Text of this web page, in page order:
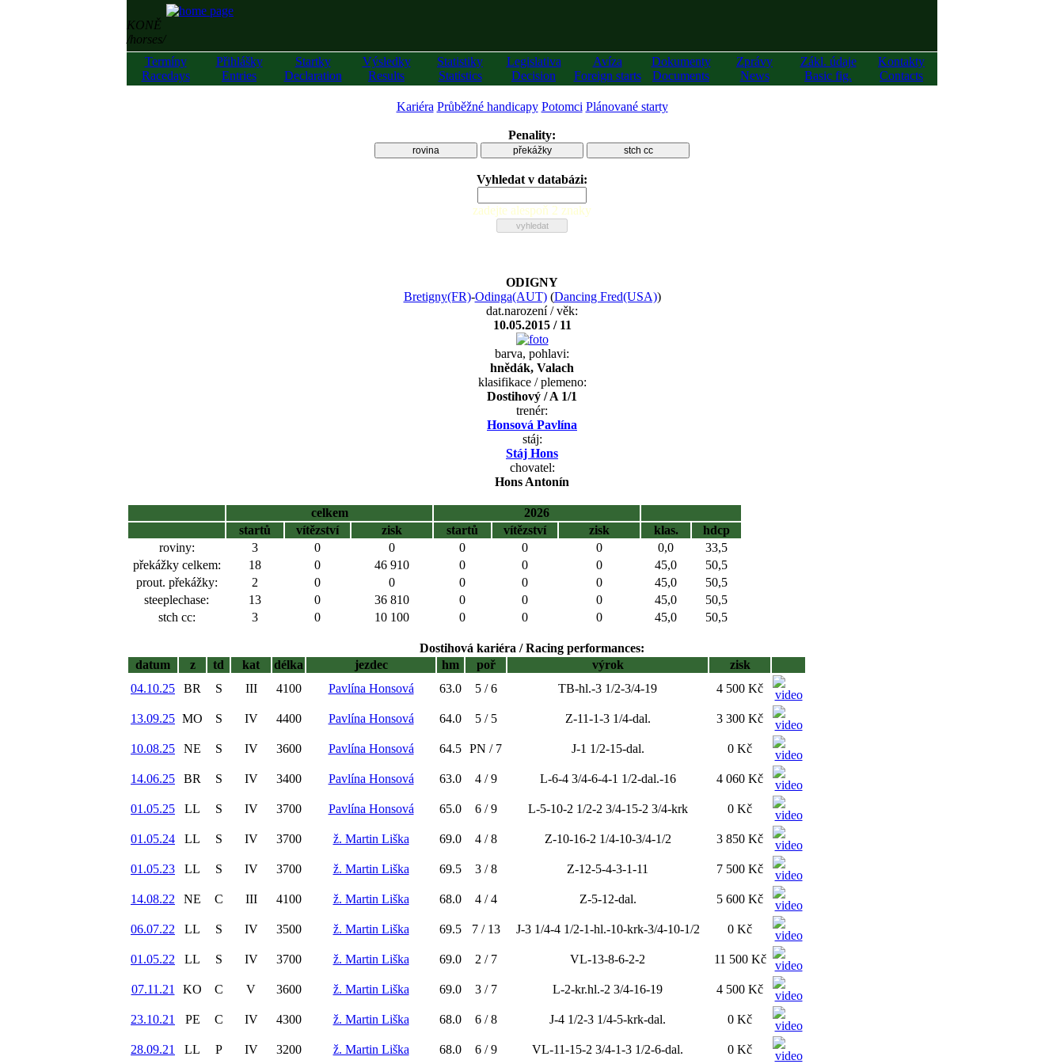
KONĚ
/horses/
Termíny
Racedays
Přihlášky
Entries
Startky
Declaration
Výsledky
Results
Statistiky
Statistics
Legislativa
Decision
Avíza
Foreign starts
Dokumenty
Documents
Zprávy
News
Zákl. údaje
Basic fig.
Kontakty
Contacts
Kariéra Průběžné handicapy Potomci Plánované starty
Penality:
rovina překážky stch cc
Vyhledat v databázi:
zadejte alespoň 2 znaky
ODIGNY
Bretigny(FR)-Odinga(AUT)(Dancing Fred(USA))
dat.narození / věk:
10.05.2015 / 11
barva, pohlavi:
hnědák, Valach
klasifikace / plemeno:
Dostihový / A 1/1
trenér:
Honsová Pavlína
stáj:
Stáj Hons
chovatel:
Hons Antonín
celkem
2026
startů
vítězství zisk startů vítězství zisk klas.
hdcp
roviny:
3 0 0 0 0 0 0,0
33,5
překážky celkem:
18 0 46 910 0 0 0 45,0
50,5
prout. překážky:
2 0 0 0 0 0 45,0
50,5
steeplechase:
13 0 36 810 0 0 0 45,0
50,5
stch cc:
3 0 10 100 0 0 0 45,0 50,5
Dostihová kariéra / Racing performances:
datum
z td kat délka jezdec hm poř výrok
zisk
04.10.25
BR S III 4100 Pavlína Honsová 63.0 5 / 6 TB-hl.-3 1/2-3/4-19 4 500 Kč
13.09.25 MO S IV 4400 Pavlína Honsová 64.0 5 / 5 Z-11-1-3 1/4-dal. 3 300 Kč
10.08.25 NE S IV 3600 Pavlína Honsová 64.5 PN / 7 J-1 1/2-15-dal. 0 Kč
14.06.25 BR S IV 3400 Pavlína Honsová 63.0 4 / 9 L-6-4 3/4-6-4-1 1/2-dal.-16 4 060 Kč
01.05.25 LL S IV 3700 Pavlína Honsová 65.0 6 / 9 L-5-10-2 1/2-2 3/4-15-2 3/4-krk 0 Kč
01.05.24 LL S IV 3700 ž. Martin Liška 69.0 4 / 8 Z-10-16-2 1/4-10-3/4-1/2 3 850 Kč
01.05.23 LL S IV 3700 ž. Martin Liška 69.5 3 / 8 Z-12-5-4-3-1-11 7 500 Kč
14.08.22 NE C III 4100 ž. Martin Liška 68.0 4 / 4 Z-5-12-dal. 5 600 Kč
06.07.22 LL S IV 3500 ž. Martin Liška 69.5 7 / 13 J-3 1/4-4 1/2-1-hl.-10-krk-3/4-10-1/2 0 Kč
01.05.22 LL S IV 3700 ž. Martin Liška 69.0 2 / 7 VL-13-8-6-2-2 11 500 Kč
07.11.21 KO C V 3600 ž. Martin Liška 69.0 3 / 7 L-2-kr.hl.-2 3/4-16-19 4 500 Kč
23.10.21 PE C IV 4300 ž. Martin Liška 68.0 6 / 8 J-4 1/2-3 1/4-5-krk-dal. 0 Kč
28.09.21 LL P IV 3200 ž. Martin Liška 68.0 6 / 9 VL-11-15-2 3/4-1-3 1/2-6-dal. 0 Kč